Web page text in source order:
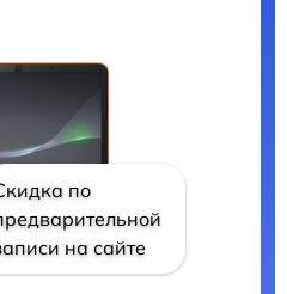
по
на сайте